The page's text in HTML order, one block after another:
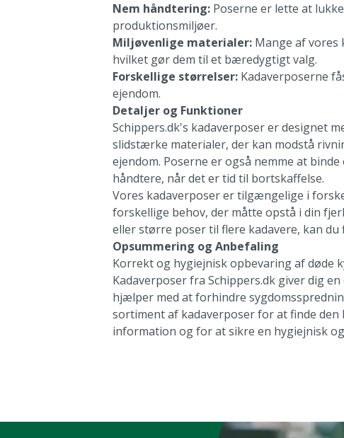
Nem håndtering: Poserne er lette at
produktionsmiljøer.
Miljøvenlige materialer: Mange af vores
hvilket gør dem til et bæredygtigt valg.
Forskellige størrelser: Kadaverposerne
ejendom.
Detaljer og Funktioner
Schippers.dk's kadaverposer er designet
slidstærke materialer, der kan modstå
ejendom. Poserne er også nemme at
håndtere, når det er tid til bortskaffelse.
Vores kadaverposer er tilgængelige i
forskellige behov, der måtte opstå i din
eller større poser til flere kadavere, kan
Opsummering og Anbefaling
Korrekt og hygiejnisk opbevaring af døde
Kadaverposer fra Schippers.dk giver dig
hjælper med at forhindre
sortiment af kadaverposer for at finde den
information og for at sikre en hygiejnisk